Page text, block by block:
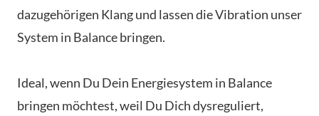
dazugehörigen Klang und lassen die Vibration unser
System in Balance bringen.
Ideal, wenn Du Dein Energiesystem in Balance
bringen möchtest, weil Du Dich dysreguliert,